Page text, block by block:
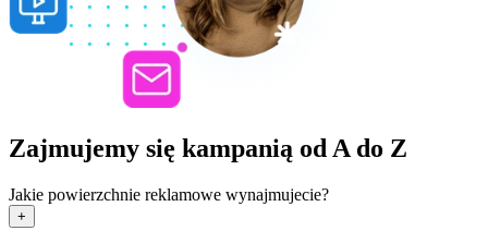
Zajmujemy się kampanią od A do Z
Jakie powierzchnie reklamowe wynajmujecie?
+